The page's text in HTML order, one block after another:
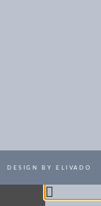
DESIGN BY ELIVADO